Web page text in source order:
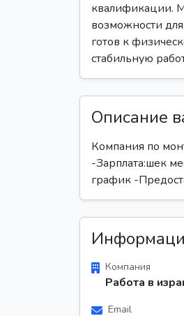
квалификации.
возможности
готов к
стабильную
Описание
Компания по
-Зарплата:шек
график -
Компания
Работа в
Email